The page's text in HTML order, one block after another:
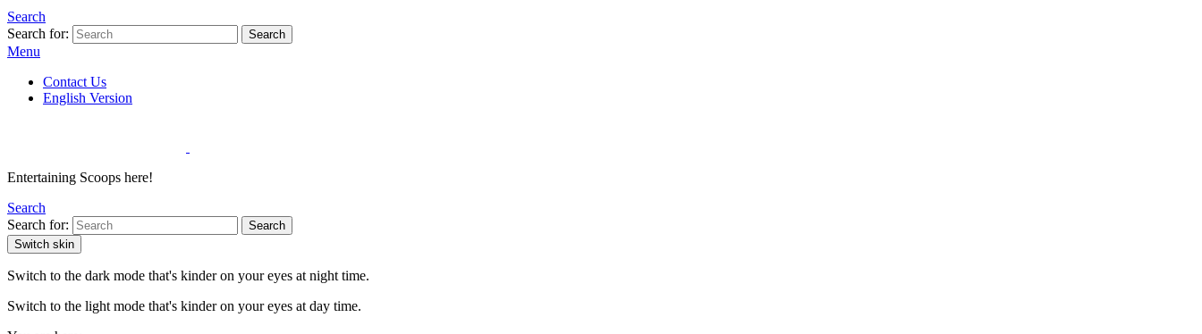
Search
Search for:
Search
Menu
Contact Us
English Version
Entertaining Scoops here!
Search
Search for:
Search
Switch skin
Switch to the dark mode that's kinder on your eyes at night time.
Switch to the light mode that's kinder on your eyes at day time.